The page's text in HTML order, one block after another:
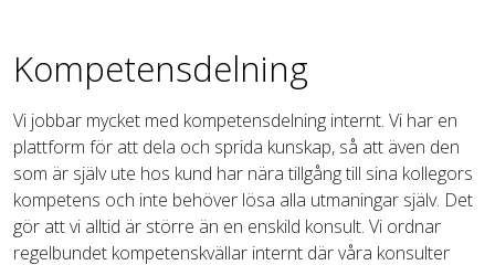
Kompetensdelning
Vi jobbar mycket med kompetensdelning internt. Vi har en
plattform för att dela och sprida kunskap, så att även den
som är själv ute hos kund har nära tillgång till sina kollegors
kompetens och inte behöver lösa alla utmaningar själv. Det
gör att vi alltid är större än en enskild konsult. Vi ordnar
regelbundet kompetenskvällar internt där våra konsulter